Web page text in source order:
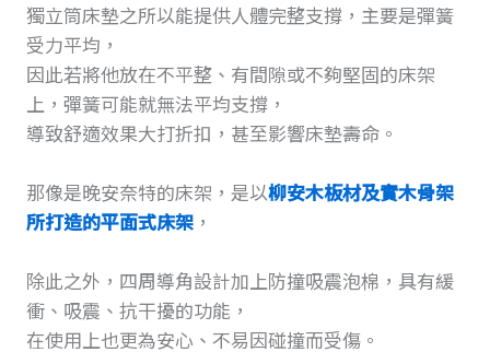
獨立筒床墊之所以能提供人體完整支撐，主要是彈簧
受力平均，
因此若將他放在不平整、有間隙或不夠堅固的床架
上，彈簧可能就無法平均支撐，
導致舒適效果大打折扣，甚至影響床墊壽命。
那像是晚安奈特的床架，是以柳安木板材及實木骨架
所打造的平面式床架，
除此之外，四周導角設計加上防撞吸震泡棉，具有緩
衝、吸震、抗干擾的功能，
在使用上也更為安心、不易因碰撞而受傷。